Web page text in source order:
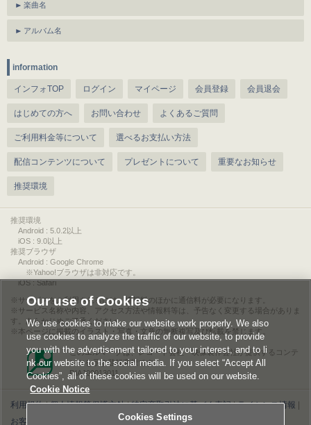
楽曲名
アルバム名
information
インフォTOP ログイン マイページ 会員登録 会員退会
はじめての方へ お問い合わせ よくあるご質問
ご利用料金等について 選べるお支払い方法
配信コンテンツについて プレゼントについて 重要なお知らせ
推奨環境
推奨環境
Android : 5.0.2以上
iOS : 9.0以上
推奨ブラウザ
Android : Google Chrome
※Yahoo!ブラウザは非対応です。
iOS : Safari
サービスをご利用されるには、情報料のほかに通信料が必要になります。
サービス名称や内容、アクセス方法や情報料等は、予告なく変更する場合がありま
す。あらかじめご了承ください。
本ページに掲載のイラスト・写真・文章の無断複写及び転載を禁じます。
このエルマークは、レコード会社・映像製作会社が提供するコンテ
ンツを示す登録商標です。
RIAJ00013011
利用規約|個人情報等保護方針|特定商取引法に基づく表記|ライセンス情報
お客様情報の外部送信について|Cookies Settings
Our use of Cookies
We use cookies to make our website work properly. We also
use cookies to analyze the traffic of our website, to provide
you with the advertisement tailored to your interest, and to li
nk our website to the social media. If you select “Accept All
Cookies”, all of these cookies will be used on our website.
Cookie Notice
Cookies Settings